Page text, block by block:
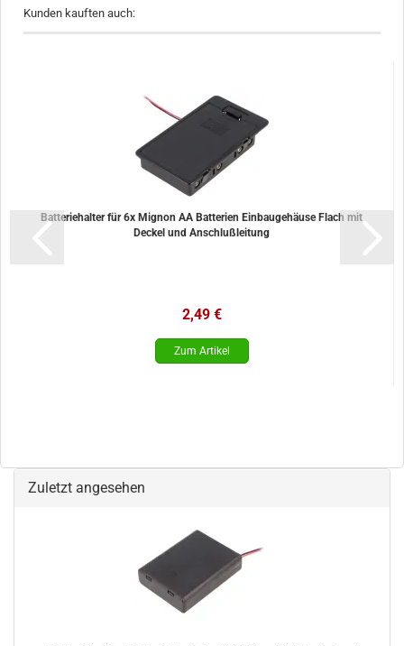
Kunden kauften auch:
Batteriehalter für 6x Mignon AA Batterien Einbaugehäuse Flach mit
Deckel und Anschlußleitung
2,49 €
Zuletzt angesehen